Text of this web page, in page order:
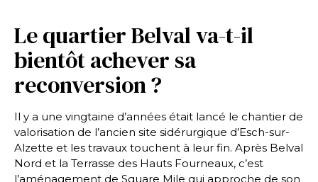
Le quartier Belval va-t-il
bientôt achever sa
reconversion ?
Il y a une vingtaine d’années était lancé le chantier de
valorisation de l’ancien site sidérurgique d’Esch-sur-
Alzette et les travaux touchent à leur fin. Après Belval
Nord et la Terrasse des Hauts Fourneaux, c’est
l’aménagement de Square Mile qui approche de son